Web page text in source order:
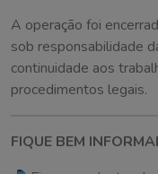
A operação foi
sob responsabilidade
continuidade aos
procedimentos legais.
FIQUE BEM